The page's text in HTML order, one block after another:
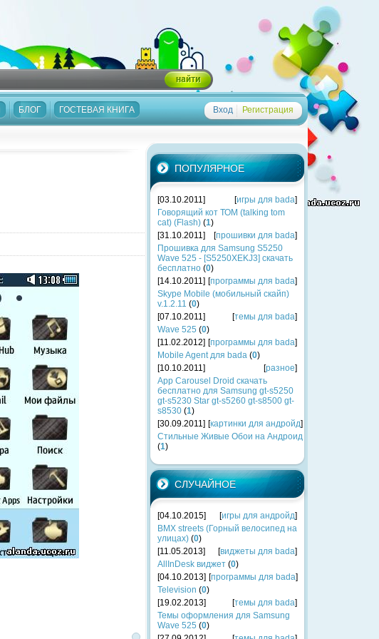
БЛОГ ГОСТЕВАЯ КНИГА Вход Регистрация
ПОПУЛЯРНОЕ
[03.10.2011] [игры для bada]
Говорящий кот ТОМ (talking tom
cat) (Flash) (1)
[31.10.2011]
[прошивки для bada]
Прошивка для Samsung S5250
Wave 525 - [S5250XEKJ3] скачать
бесплатно (0)
[14.10.2011] [программы для bada]
Skype Mobile (мобильный скайп)
v.1.2.11 (0)
[07.10.2011]
[темы для bada]
Wave 525 (0)
[11.02.2012] [программы для bada]
Mobile Agent для bada (0)
[10.10.2011]
[разное]
App Carousel Droid скачать
бесплатно для Samsung gt-s5250
gt-s5230 Star gt-s5260 gt-s8500 gt-
s8530 (1)
[30.09.2011] [картинки для андройд]
Стильные Живые Обои на Андроид
(1)
СЛУЧАЙНОЕ
[04.10.2015] [игры для андройд]
BMX streets (Горный велосипед на
улицах) (0)
[11.05.2013]
[виджеты для bada]
AllInDesk виджет (0)
[04.10.2013] [программы для bada]
Television (0)
[19.02.2013]
[темы для bada]
Темы оформления для Samsung
Wave 525 (0)